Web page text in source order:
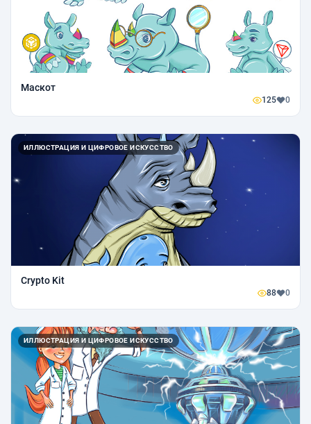
Маскот
125 0
ИЛЛЮСТРАЦИЯ И ЦИФРОВОЕ ИСКУССТВО
Crypto Kit
88 0
ИЛЛЮСТРАЦИЯ И ЦИФРОВОЕ ИСКУССТВО